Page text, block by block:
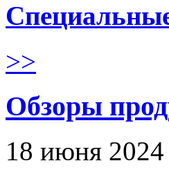
>>
Обзоры
18 июня 2024